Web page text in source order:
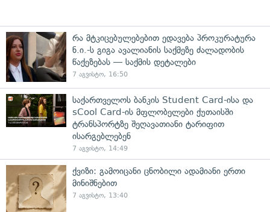
რა მტკიცებულებებით ედავება პროკურატურა
ნ.ი.-ს გიგა ავალიანის საქმეზე ძალადობის
წაქეზებას — საქმის დეტალები
7 აგვისტო, 16:50
საქართველოს ბანკის Student Card-ისა და
sCool Card-ის მფლობელები ქუთაისში
ტრანსპორტზე შეღავათიანი ტარიფით
ისარგებლებენ
7 აგვისტო, 14:49
ქვიზი: გამოიცანი ცნობილი ადამიანი ერთი
მინიშნებით
7 აგვისტო, 13:40